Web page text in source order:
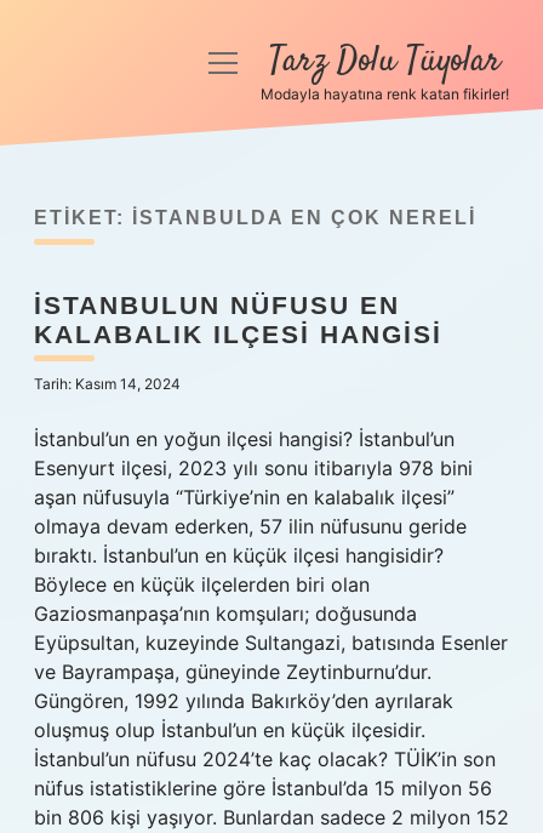
Anasayfa
Yasal Uyarı
Hakkımızda
menüyüTarz Dolu Tüyolar
Modayla hayatına renk katan fikirler!
ETIKET: İSTANBULDA EN ÇOK NERELI
İSTANBULUN NÜFUSU EN
KALABALIK ILÇESI HANGISI
Tarih: Kasım 14, 2024
İstanbul’un en yoğun ilçesi hangisi? İstanbul’un
Esenyurt ilçesi, 2023 yılı sonu itibarıyla 978 bini
aşan nüfusuyla “Türkiye’nin en kalabalık ilçesi”
olmaya devam ederken, 57 ilin nüfusunu geride
bıraktı. İstanbul’un en küçük ilçesi hangisidir?
Böylece en küçük ilçelerden biri olan
Gaziosmanpaşa’nın komşuları; doğusunda
Eyüpsultan, kuzeyinde Sultangazi, batısında Esenler
ve Bayrampaşa, güneyinde Zeytinburnu’dur.
Güngören, 1992 yılında Bakırköy’den ayrılarak
oluşmuş olup İstanbul’un en küçük ilçesidir.
İstanbul’un nüfusu 2024’te kaç olacak? TÜİK’in son
nüfus istatistiklerine göre İstanbul’da 15 milyon 56
bin 806 kişi yaşıyor. Bunlardan sadece 2 milyon 152